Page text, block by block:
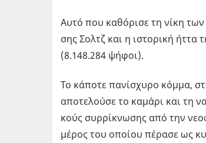
Αυτό που κα­θό­ρι­σε τη νίκη
σης Σολτζ και η ιστο­ρι­κή ήττα
(8.148.284 ψήφοι).
Το κά­πο­τε πα­νί­σχυ­ρο κόμμα,
απο­τε­λού­σε το κα­μά­ρι και τη
κούς συρ­ρί­κνω­σης από την
μέρος του οποί­ου πέ­ρα­σε ως